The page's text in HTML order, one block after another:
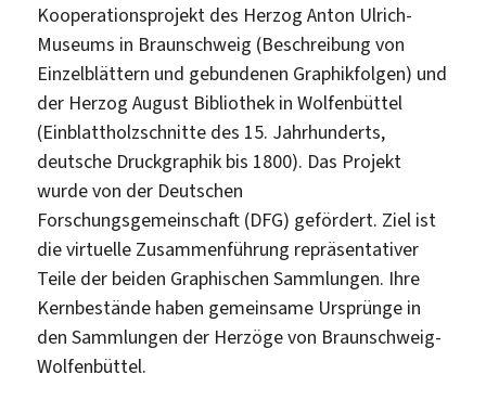
Kooperationsprojekt des Herzog Anton Ulrich-
Museums in Braunschweig (Beschreibung von
Einzelblättern und gebundenen Graphikfolgen) und
der Herzog August Bibliothek in Wolfenbüttel
(Einblattholzschnitte des 15. Jahrhunderts,
deutsche Druckgraphik bis 1800). Das Projekt
wurde von der Deutschen
Forschungsgemeinschaft (DFG) gefördert. Ziel ist
die virtuelle Zusammenführung repräsentativer
Teile der beiden Graphischen Sammlungen. Ihre
Kernbestände haben gemeinsame Ursprünge in
den Sammlungen der Herzöge von Braunschweig-
Wolfenbüttel.